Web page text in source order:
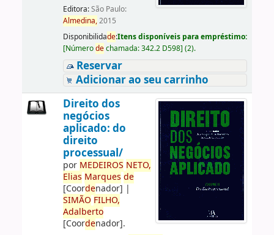
Editora:São Paulo:
Almedina,2015
Disponibilidade:Itens disponíveis para empréstimo:
[Númerodechamada:342.2 D598] (2).
Reservar
Adicionar ao seu carrinho
Direito dos
negócios
aplicado: do
direito
processual/
por MEDEIROS NETO,
Elias Marques de
[Coordenador] |
SIMÃO FILHO,
Adalberto
[Coordenador].